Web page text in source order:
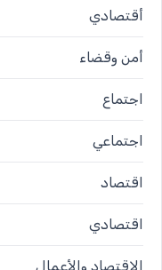
أقتصادي
أمن وقضاء
اجتماع
اجتماعي
اقتصاد
اقتصادي
الاقتصاد والأعمال